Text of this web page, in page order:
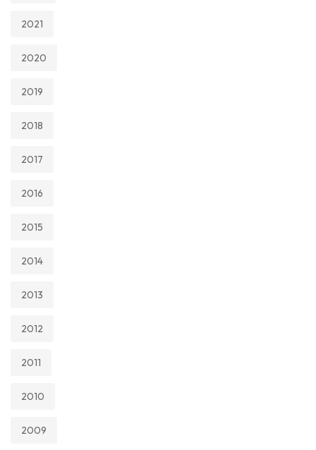
2021
2020
2019
2018
2017
2016
2015
2014
2013
2012
2011
2010
2009